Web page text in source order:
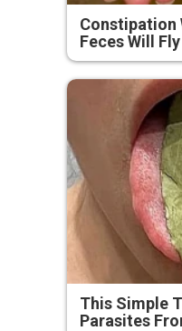
Constipation
Feces Will
This Simple
Parasites